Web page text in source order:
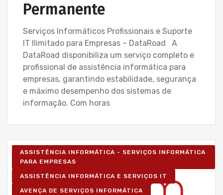
Permanente
Serviços Informáticos Profissionais e Suporte
IT Ilimitado para Empresas – DataRoad A
DataRoad disponibiliza um serviço completo e
profissional de assistência informática para
empresas, garantindo estabilidade, segurança
e máximo desempenho dos sistemas de
informação. Com horas
ASSISTÊNCIA INFORMÁTICA - SERVIÇOS INFORMÁTICA
PARA EMPRESAS
ASSISTÊNCIA INFORMÁTICA E SERVIÇOS IT
AVENÇA DE SERVIÇOS INFORMÁTICA